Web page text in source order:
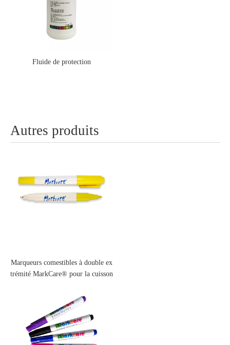
Fluide de protection
Autres produits
Marqueurs comestibles à double ex
trémité MarkCare® pour la cuisson